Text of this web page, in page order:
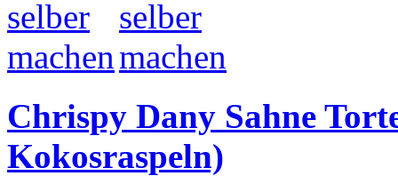
Chrispy Dany Sahne
Kokosraspeln)